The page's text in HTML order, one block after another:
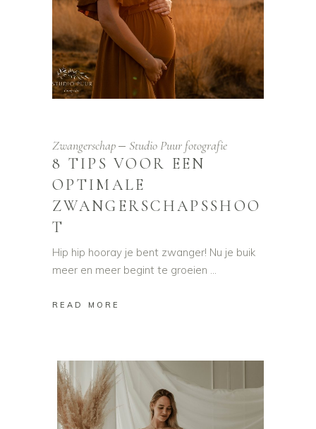
Zwangerschap Studio Puur fotografie
8 TIPS VOOR EEN
OPTIMALE
ZWANGERSCHAPSSHOO
T
Hip hip hooray je bent zwanger! Nu je buik
meer en meer begint te groeien
READ MORE